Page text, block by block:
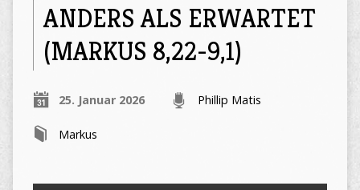
ANDERS ALS ERWARTET
(MARKUS 8,22-9,1)
25. Januar 2026 Phillip Matis
Markus